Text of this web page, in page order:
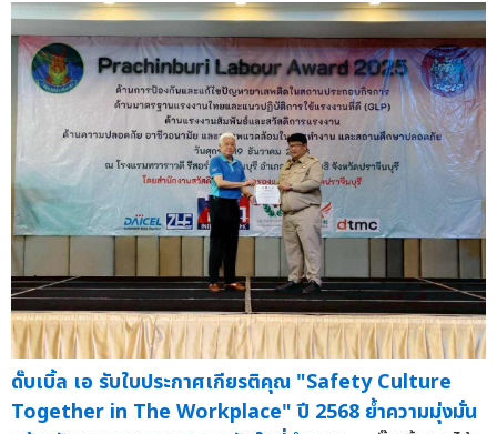
ดั๊บเบิ้ล เอ รับใบประกาศเกียรติคุณ "Safety Culture
Together in The Workplace" ปี 2568 ย้ำความมุ่งมั่น